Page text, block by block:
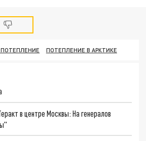
ПОТЕПЛЕНИЕ В АРКТИКЕ
в центре Москвы: На генералов